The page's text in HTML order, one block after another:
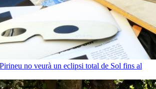
no veurà un eclipsi total de Sol fins al